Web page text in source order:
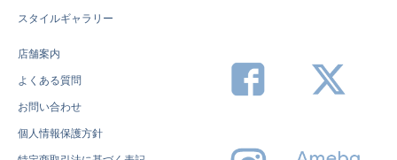
スタイルギャラリー
店舗案内
よくある質問
お問い合わせ
個人情報保護方針